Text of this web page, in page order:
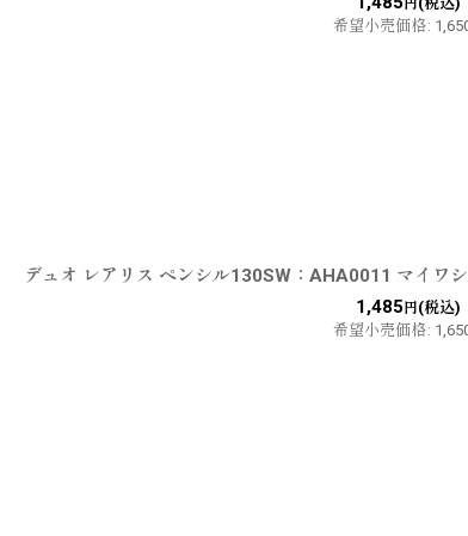
円
希望小売価格:
デュオ レアリス ペンシル130SW：AHA0011 マイワシ
1,485 円(税込)
希望小売価格: